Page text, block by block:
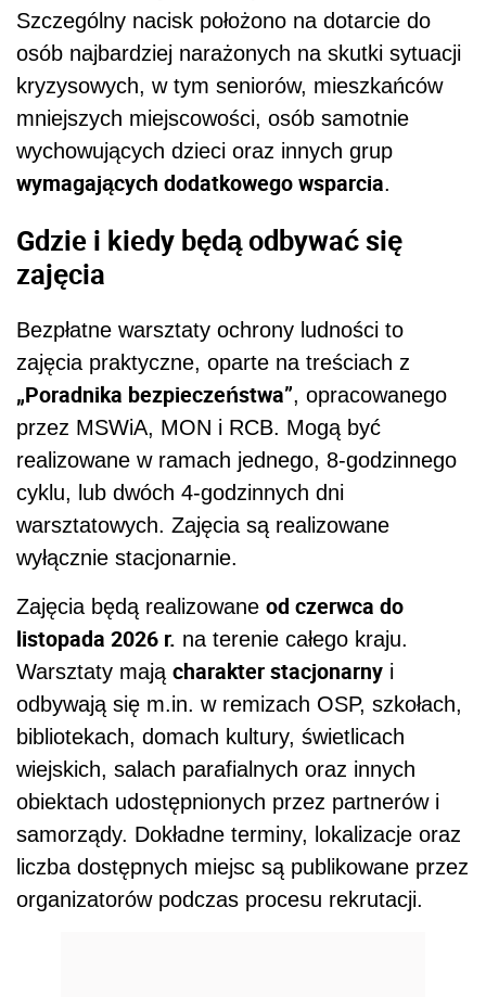
Szczególny nacisk położono na dotarcie do
osób najbardziej narażonych na skutki sytuacji
kryzysowych, w tym seniorów, mieszkańców
mniejszych miejscowości, osób samotnie
wychowujących dzieci oraz innych grup
wymagających dodatkowego wsparcia.
Gdzie i kiedy będą odbywać się
zajęcia
Bezpłatne warsztaty ochrony ludności to
zajęcia praktyczne, oparte na treściach z
„Poradnika bezpieczeństwa”, opracowanego
przez MSWiA, MON i RCB. Mogą być
realizowane w ramach jednego, 8-godzinnego
cyklu, lub dwóch 4-godzinnych dni
warsztatowych. Zajęcia są realizowane
wyłącznie stacjonarnie.
Zajęcia będą realizowane od czerwca do
listopada 2026 r. na terenie całego kraju.
Warsztaty mają charakter stacjonarny i
odbywają się m.in. w remizach OSP, szkołach,
bibliotekach, domach kultury, świetlicach
wiejskich, salach parafialnych oraz innych
obiektach udostępnionych przez partnerów i
samorządy. Dokładne terminy, lokalizacje oraz
liczba dostępnych miejsc są publikowane przez
organizatorów podczas procesu rekrutacji.